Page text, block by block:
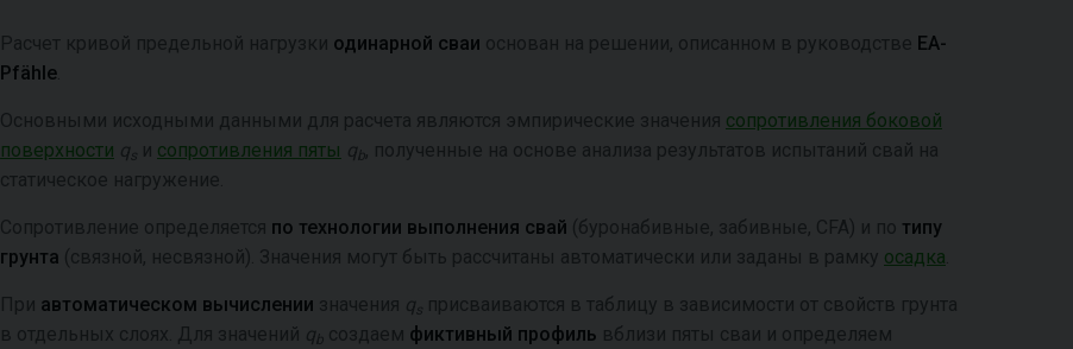
Расчет кривой предельной нагрузки одинарной сваи основан на решении, описанном в руководстве EA-
Pfähle
Основными исходными данными для расчета являются эмпирические значения сопротивления боковой
поверхности qs и сопротивления пяты qb, полученные на основе анализа результатов испытаний свай на
статическое нагружение.
Сопротивление определяется по технологии выполнения свай (буронабивные, забивные, CFA) и по типу
грунта (связной, несвязной). Значения могут быть рассчитаны автоматически или заданы в рамку осадка
При автоматическом вычислении значения qs присваиваются в таблицу в зависимости от свойств грунта
в отдельных слоях. Для значений qb создаем фиктивный профиль вблизи пяты сваи и определяем